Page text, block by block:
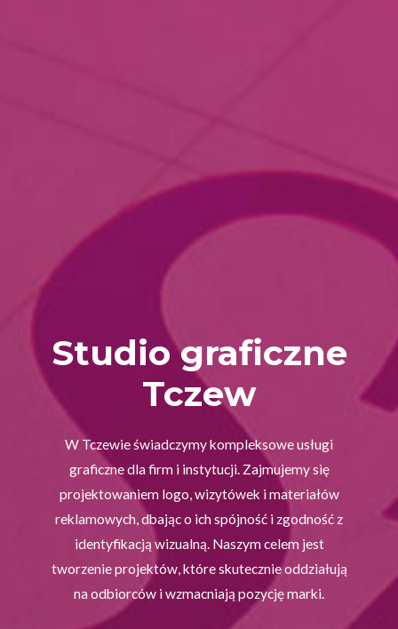
Studio graficzne
Tczew
W Tczewie świadczymy kompleksowe usługi
graficzne dla firm i instytucji. Zajmujemy się
projektowaniem logo, wizytówek i materiałów
reklamowych, dbając o ich spójność i zgodność z
identyfikacją wizualną. Naszym celem jest
tworzenie projektów, które skutecznie oddziałują
na odbiorców i wzmacniają pozycję marki.